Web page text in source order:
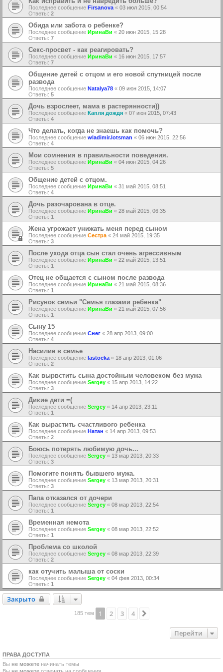
Последнее сообщение Firsanova « 03 июл 2015, 00:54
Ответы: 2
Обида или забота о ребенке?
Последнее сообщение ИринаВи « 20 июн 2015, 15:28
Ответы: 7
Секс-просвет - как реагировать?
Последнее сообщение ИринаВи « 16 июн 2015, 17:57
Ответы: 7
Общение детей с отцом и его новой спутницей после
развода
Последнее сообщение Natalya78 « 09 июн 2015, 14:07
Ответы: 5
Дочь взрослеет, мама в растерянности))
Последнее сообщение Капля дождя « 07 июн 2015, 07:43
Ответы: 4
Что делать, когда не знаешь как помочь?
Последнее сообщение wladimir.lotsman « 06 июн 2015, 22:56
Ответы: 4
Мои сомнения в правильности поведения.
Последнее сообщение ИринаВи « 04 июн 2015, 04:26
Ответы: 5
Общение детей с отцом.
Последнее сообщение ИринаВи « 31 май 2015, 08:51
Ответы: 4
Дочь разочарована в отце.
Последнее сообщение ИринаВи « 28 май 2015, 06:35
Ответы: 1
Жена угрожает унижать меня перед сыном
Последнее сообщение Сестра « 24 май 2015, 19:35
Ответы: 3
После ухода отца сын стал очень агрессивным
Последнее сообщение ИринаВи « 22 май 2015, 13:51
Ответы: 1
Отец не общается с сыном после развода
Последнее сообщение ИринаВи « 21 май 2015, 08:36
Ответы: 1
Рисунок семьи "Семья глазами ребенка"
Последнее сообщение ИринаВи « 21 май 2015, 07:56
Ответы: 1
Сыну 15
Последнее сообщение Снег « 28 апр 2013, 09:00
Ответы: 4
Насилие в семье
Последнее сообщение lastocka « 18 апр 2013, 01:06
Ответы: 2
Как вырвстить сына достойным человеком без мужа
Последнее сообщение Sergey « 15 апр 2013, 14:22
Ответы: 3
Дикие дети =(
Последнее сообщение Sergey « 14 апр 2013, 23:11
Ответы: 1
Как вырастить счастливого ребенка
Последнее сообщение Натан « 14 апр 2013, 09:53
Ответы: 2
Боюсь потерять любимую дочь...
Последнее сообщение Sergey « 13 мар 2013, 20:33
Ответы: 3
Помогите понять бывшего мужа.
Последнее сообщение Sergey « 13 мар 2013, 20:31
Ответы: 3
Папа отказался от дочери
Последнее сообщение Sergey « 08 мар 2013, 22:54
Ответы: 1
Временная немота
Последнее сообщение Sergey « 08 мар 2013, 22:52
Ответы: 1
Проблема со школой
Последнее сообщение Sergey « 08 мар 2013, 22:39
Ответы: 2
как отучить малыша от соски
Последнее сообщение Sergey « 04 фев 2013, 00:34
Ответы: 1
Закрыто
Закрыто
185 тем 1 2 3 4
Перейти
ПРАВА ДОСТУПА
Вы не можете начинать темы